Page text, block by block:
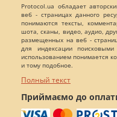
Protocol.ua обладает
веб - страницах данного
понимаются тексты,
шота, сканы, видео, аудио,
размещенных на веб -
для индексации
использованием понимается
и тому подобное.
Полный текст
Приймаємо до